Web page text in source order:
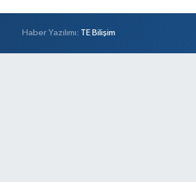
Haber Yazılımı: TE Bilişim